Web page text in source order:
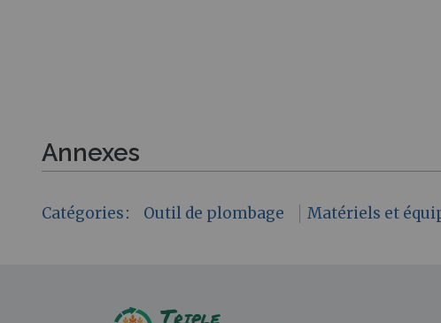
Annexes
Catégories: Outil de plombage Matériels et